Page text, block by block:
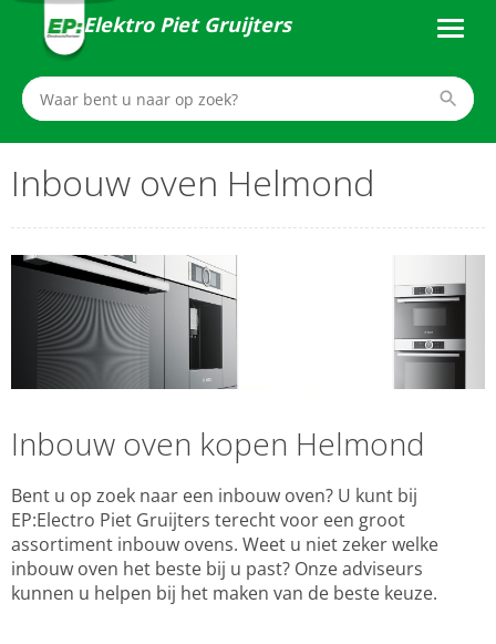
Elektro Piet Gruijters
Inbouw oven Helmond
Inbouw oven kopen Helmond
Bent u op zoek naar een inbouw oven? U kunt bij
EP:Electro Piet Gruijters terecht voor een groot
assortiment inbouw ovens. Weet u niet zeker welke
inbouw oven het beste bij u past? Onze adviseurs
kunnen u helpen bij het maken van de beste keuze.